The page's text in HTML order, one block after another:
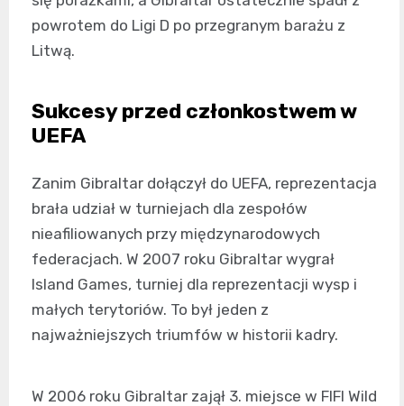
powrotem do Ligi D po przegranym barażu z
Litwą.
Sukcesy przed członkostwem w
UEFA
Zanim Gibraltar dołączył do UEFA, reprezentacja
brała udział w turniejach dla zespołów
nieafiliowanych przy międzynarodowych
federacjach. W 2007 roku Gibraltar wygrał
Island Games, turniej dla reprezentacji wysp i
małych terytoriów. To był jeden z
najważniejszych triumfów w historii kadry.
W 2006 roku Gibraltar zajął 3. miejsce w FIFI Wild